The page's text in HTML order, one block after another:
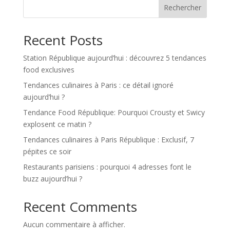
Rechercher
Recent Posts
Station République aujourd’hui : découvrez 5 tendances
food exclusives
Tendances culinaires à Paris : ce détail ignoré
aujourd’hui ?
Tendance Food République: Pourquoi Crousty et Swicy
explosent ce matin ?
Tendances culinaires à Paris République : Exclusif, 7
pépites ce soir
Restaurants parisiens : pourquoi 4 adresses font le
buzz aujourd’hui ?
Recent Comments
Aucun commentaire à afficher.